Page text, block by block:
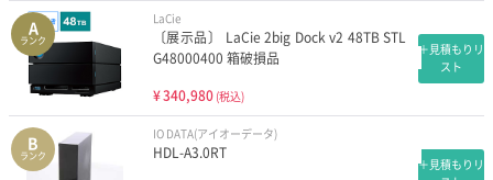
A
ランク
LaCie
〔展示品〕 LaCie 2big Dock v2 48TB STL
G48000400 箱破損品
¥340,980 (税込)
＋見積もりリ
スト
B
ランク
IO DATA(アイオーデータ)
HDL-A3.0RT
＋見積もりリ